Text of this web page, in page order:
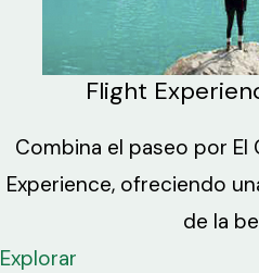
Flight
Combina el paseo por
Experience, ofreciendo
de la
Explorar